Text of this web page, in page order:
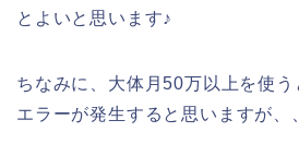
とよいと思います♪
ちなみに、大体月50万以上を使
エラーが発生すると思いますが、